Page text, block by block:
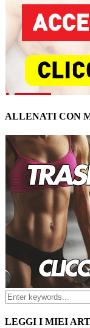
ALLENATI CON
LEGGI I MIEI